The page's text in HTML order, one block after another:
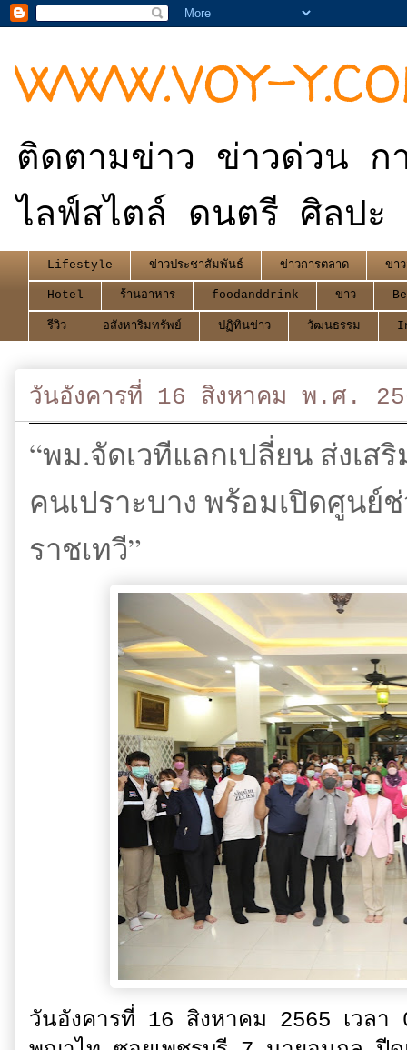
WWW.VOY-
ติดตามข่าว ข่าวด่วน ก
ไลฟ์สไตล์ ดนตรี ศิลปะ
Lifestyle ข่าวประชาสัมพันธ์ ข่าวการตลาด ข่า
Hotel ร้านอาหาร foodanddrink ข่าว
รีวิว อสังหาริมทรัพย์ ปฏิทินข่าว วัฒนธรรม
วันอังคารที่ 16 สิงหาคม พ.ศ.
“พม.จัดเวทีแลกเปลี่ยน ส่งเส
คนเปราะบาง พร้อมเปิดศูนย์
ราชเทวี”
วันอังคารที่ 16 สิงหาคม 2565 เวล